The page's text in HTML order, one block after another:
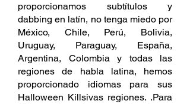
proporcionamos subtítulos y
dabbing en latín, no tenga miedo por
México, Chile, Perú, Bolivia,
Uruguay, Paraguay, España,
Argentina, Colombia y todas las
regiones de habla latina, hemos
proporcionado idiomas para sus
Halloween Killsivas regiones. .Para